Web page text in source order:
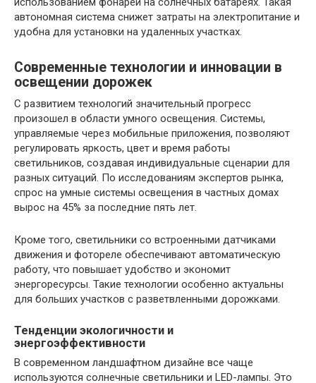
автономная система снижет затраты на электропитание и
удобна для установки на удаленных участках.
Современные технологии и инновации в
освещении дорожек
С развитием технологий значительный прогресс
произошел в области умного освещения. Системы,
управляемые через мобильные приложения, позволяют
регулировать яркость, цвет и время работы
светильников, создавая индивидуальные сценарии для
разных ситуаций. По исследованиям экспертов рынка,
спрос на умные системы освещения в частных домах
вырос на 45% за последние пять лет.
Кроме того, светильники со встроенными датчиками
движения и фотореле обеспечивают автоматическую
работу, что повышает удобство и экономит
энергоресурсы. Такие технологии особенно актуальны
для больших участков с разветвленными дорожками.
Тенденции экологичности и
энергоэффективности
В современном ландшафтном дизайне все чаще
используются солнечные светильники и LED-лампы. Это